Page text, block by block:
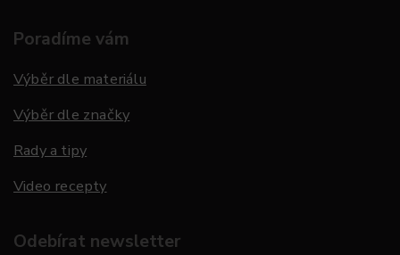
Poradíme vám
Výběr dle materiálu
Výběr dle značky
Rady a tipy
Video recepty
Odebírat newsletter